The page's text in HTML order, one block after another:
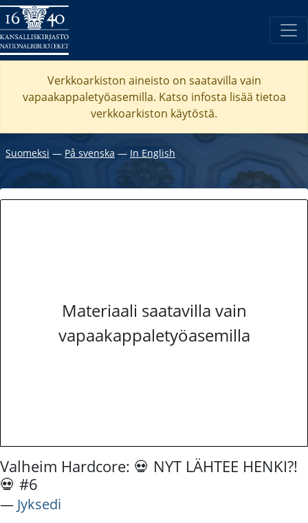
Verkkoarkiston aineisto on saatavilla vain
vapaakappaletyöasemilla. Katso infosta lisää tietoa
verkkoarkiston käytöstä.
Suomeksi ― På svenska ― In English
Materiaali saatavilla vain
vapaakappaletyöasemilla
Valheim Hardcore: 💀 NYT LÄHTEE HENKI?!
💀 #6
― Jyksedi